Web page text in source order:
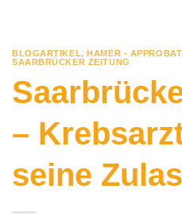
BLOGARTIKEL, HAMER -
SAARBRÜCKER ZEITUNG
–
seine